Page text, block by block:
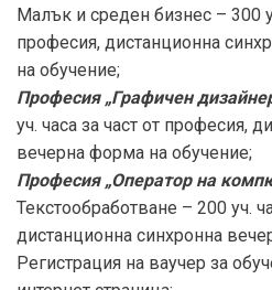
Малък и среден бизнес – 300
професия, дистанционна
на обучение;
Професия „Графичен
уч. часа за част от професия,
вечерна форма на обучение;
Професия „Оператор на
Текстообработване – 200 уч.
дистанционна синхронна
Регистрация на ваучер за